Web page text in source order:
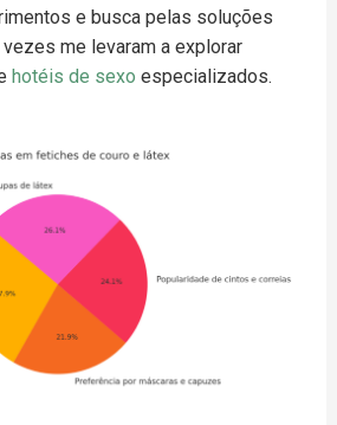
e busca pelas soluções
me levaram a explorar
hotéis de sexo especializados.